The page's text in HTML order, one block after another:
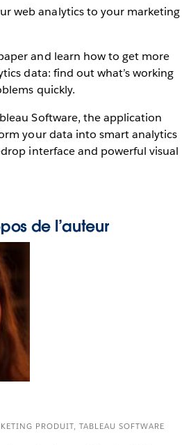
web analytics to your marketing
and learn how to get more
data: find out what’s working
quickly.
Software, the application
your data into smart analytics
interface and powerful visual
de l’auteur
PRODUIT, TABLEAU SOFTWARE